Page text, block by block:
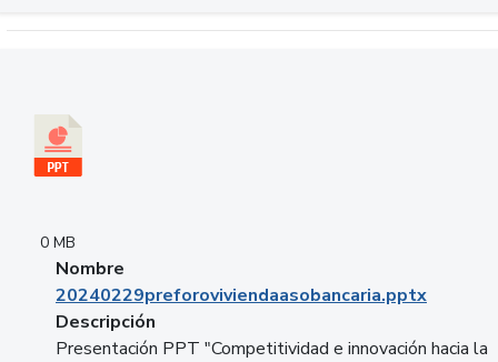
0 MB
Nombre
20240229preforoviviendaasobancaria.pptx
Descripción
Presentación PPT "Competitividad e innovación hacia la